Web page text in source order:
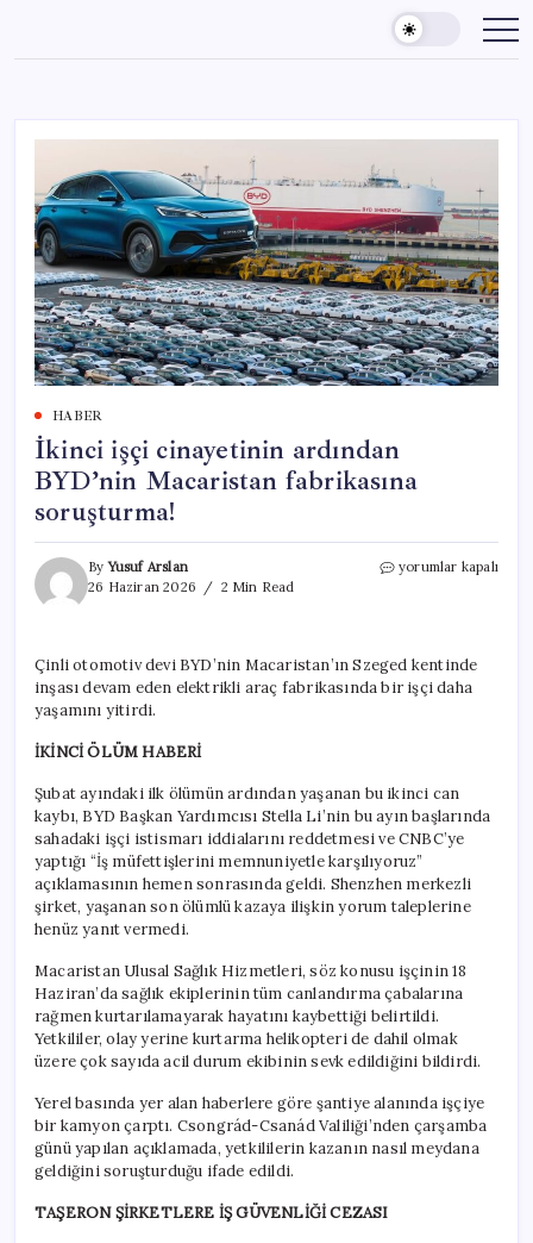
content
HABER
İkinci işçi cinayetinin ardından
BYD’nin Macaristan fabrikasına
soruşturma!
ByYusuf Arslan
26 Haziran 2026
2 Min Read
İkinci
Macaristan
fabrikasına
yorumlar kapalı
Çinli otomotiv devi BYD’nin Macaristan’ın Szeged kentinde
inşası devam eden elektrikli araç fabrikasında bir işçi daha
yaşamını yitirdi.
İKİNCİ ÖLÜM HABERİ
Şubat ayındaki ilk ölümün ardından yaşanan bu ikinci can
kaybı, BYD Başkan Yardımcısı Stella Li’nin bu ayın başlarında
sahadaki işçi istismarı iddialarını reddetmesi ve CNBC’ye
yaptığı “İş müfettişlerini memnuniyetle karşılıyoruz”
açıklamasının hemen sonrasında geldi. Shenzhen merkezli
şirket, yaşanan son ölümlü kazaya ilişkin yorum taleplerine
henüz yanıt vermedi.
Macaristan Ulusal Sağlık Hizmetleri, söz konusu işçinin 18
Haziran’da sağlık ekiplerinin tüm canlandırma çabalarına
rağmen kurtarılamayarak hayatını kaybettiği belirtildi.
Yetkililer, olay yerine kurtarma helikopteri de dahil olmak
üzere çok sayıda acil durum ekibinin sevk edildiğini bildirdi.
Yerel basında yer alan haberlere göre şantiye alanında işçiye
bir kamyon çarptı. Csongrád-Csanád Valiliği’nden çarşamba
günü yapılan açıklamada, yetkililerin kazanın nasıl meydana
geldiğini soruşturduğu ifade edildi.
TAŞERON ŞİRKETLERE İŞ GÜVENLİĞİ CEZASI